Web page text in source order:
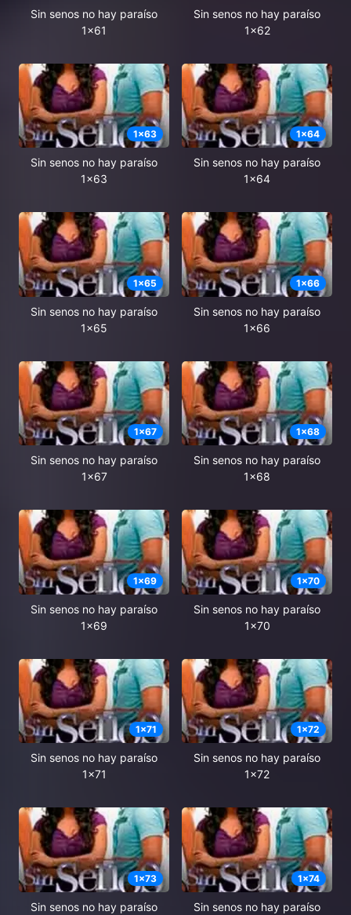
Sin senos no hay paraíso
1x61
Sin senos no hay paraíso
1x62
1x63
Sin senos no hay paraíso
1x63
1x64
Sin senos no hay paraíso
1x64
1x65
Sin senos no hay paraíso
1x65
1x66
Sin senos no hay paraíso
1x66
1x67
Sin senos no hay paraíso
1x67
1x68
Sin senos no hay paraíso
1x68
1x69
Sin senos no hay paraíso
1x69
1x70
Sin senos no hay paraíso
1x70
1x71
Sin senos no hay paraíso
1x71
1x72
Sin senos no hay paraíso
1x72
1x73
Sin senos no hay paraíso
1x74
Sin senos no hay paraíso